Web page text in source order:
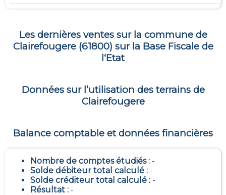
Les dernières ventes sur la commune de
Clairefougere(61800) sur la Base Fiscale de
l‘Etat
Données sur l’utilisation des terrains de
Clairefougere
Balance comptable et données financières
Nombre de comptes étudiés : -
Solde débiteur total calculé : -
Solde créditeur total calculé : -
Résultat : -